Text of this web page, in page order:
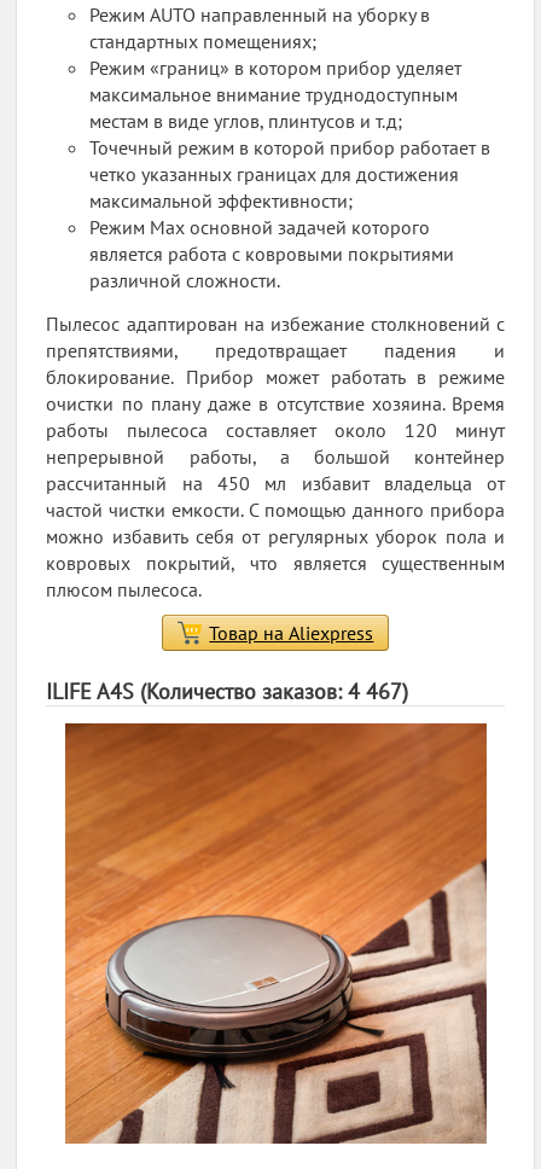
Режим AUTO направленный на уборку в
стандартных помещениях;
Режим «границ» в котором прибор уделяет
максимальное внимание труднодоступным
местам в виде углов, плинтусов и т.д;
Точечный режим в которой прибор работает в
четко указанных границах для достижения
максимальной эффективности;
Режим Max основной задачей которого
является работа с ковровыми покрытиями
различной сложности.
Пылесос адаптирован на избежание столкновений с
препятствиями, предотвращает падения и
блокирование. Прибор может работать в режиме
очистки по плану даже в отсутствие хозяина. Время
работы пылесоса составляет около 120 минут
непрерывной работы, а большой контейнер
рассчитанный на 450 мл избавит владельца от
частой чистки емкости. С помощью данного прибора
можно избавить себя от регулярных уборок пола и
ковровых покрытий, что является существенным
плюсом пылесоса.
Товар на Aliexpress
ILIFE A4S (Количество заказов: 4 467)